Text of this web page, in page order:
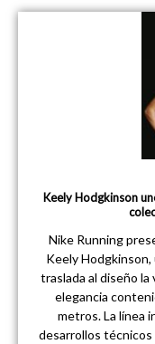
Keely Hodgkinson
Nike Running
Keely Hodgkinson,
traslada al diseño la
elegancia
metros. La línea
desarrollos técnicos